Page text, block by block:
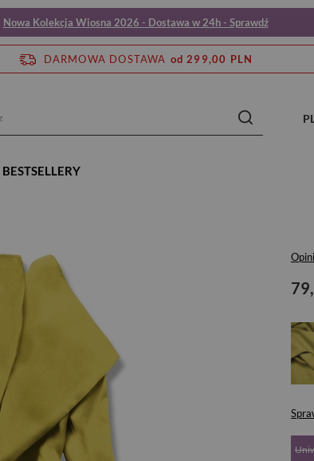
Nowa Kolekcja Wiosna 2026 - Dostawa w 24h - Sprawdź
DARMOWA DOSTAWA od 299,00 PLN
BESTSELLERY